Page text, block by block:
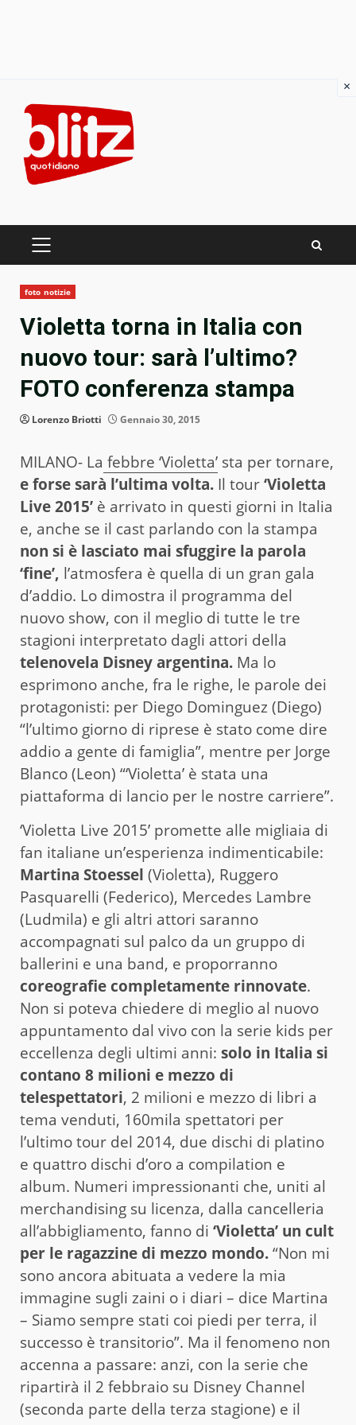
content
PRIMARY
foto notizie
Violetta torna in Italia con
nuovo tour: sarà l’ultimo?
FOTO conferenza stampa
Lorenzo Briotti Gennaio 30, 2015
MILANO- La febbre ‘Violetta’ sta per tornare,
e forse sarà l’ultima volta. Il tour‘Violetta
Live 2015’ è arrivato in questi giorni in Italia
e, anche se il cast parlando con la stampa
non si è lasciato mai sfuggire la parola
‘fine’, l’atmosfera è quella di un gran gala
d’addio. Lo dimostra il programma del
nuovo show, con il meglio di tutte le tre
stagioni interpretato dagli attori della
telenovela Disney argentina. Ma lo
esprimono anche, fra le righe, le parole dei
protagonisti: per Diego Dominguez (Diego)
“l’ultimo giorno di riprese è stato come dire
addio a gente di famiglia”, mentre per Jorge
Blanco (Leon) “‘Violetta’ è stata una
piattaforma di lancio per le nostre carriere”.
‘Violetta Live 2015’ promette alle migliaia di
fan italiane un’esperienza indimenticabile:
Martina Stoessel (Violetta), Ruggero
Pasquarelli (Federico), Mercedes Lambre
(Ludmila) e gli altri attori saranno
accompagnati sul palco da un gruppo di
ballerini e una band, e proporranno
coreografie completamente rinnovate.
Non si poteva chiedere di meglio al nuovo
appuntamento dal vivo con la serie kids per
eccellenza degli ultimi anni: solo in Italia si
contano 8 milioni e mezzo di
telespettatori, 2 milioni e mezzo di libri a
tema venduti, 160mila spettatori per
l’ultimo tour del 2014, due dischi di platino
e quattro dischi d’oro a compilation e
album. Numeri impressionanti che, uniti al
merchandising su licenza, dalla cancelleria
all’abbigliamento, fanno di ‘Violetta’ un cult
per le ragazzine di mezzo mondo.“Non mi
sono ancora abituata a vedere la mia
immagine sugli zaini o i diari – dice Martina
– Siamo sempre stati coi piedi per terra, il
successo è transitorio”. Ma il fenomeno non
accenna a passare: anzi, con la serie che
ripartirà il 2 febbraio su Disney Channel
(seconda parte della terza stagione) e il
×